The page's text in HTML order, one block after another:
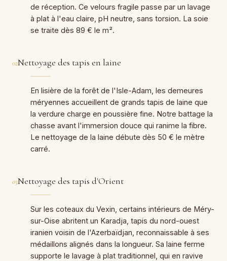
de réception. Ce velours fragile passe par un lavage
à plat à l'eau claire, pH neutre, sans torsion. La soie
se traite dès 89 € le m².
02Nettoyage des tapis en laine
En lisière de la forêt de l'Isle-Adam, les demeures
méryennes accueillent de grands tapis de laine que
la verdure charge en poussière fine. Notre battage la
chasse avant l'immersion douce qui ranime la fibre.
Le nettoyage de la laine débute dès 50 € le mètre
carré.
03Nettoyage des tapis d'Orient
Sur les coteaux du Vexin, certains intérieurs de Méry-
sur-Oise abritent un Karadja, tapis du nord-ouest
iranien voisin de l'Azerbaïdjan, reconnaissable à ses
médaillons alignés dans la longueur. Sa laine ferme
supporte le lavage à plat traditionnel, qui en ravive